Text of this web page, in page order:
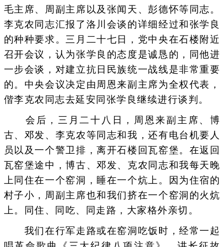
毛主席、周副主席以及张闻天、彭德怀等同志。
李克农同志汇报了洛川会谈的详细经过和张学良
的种种要求。三月二十七日，党中央在石楼附近
召开会议，认为张学良的态度是诚恳的，同他进
一步会谈，对建立抗日民族统一战线是非常重要
的。中央会议决定由周恩来副主席为全权代表，
偕李克农同志去延安同张学良继续进行谈判。
会后，三月二十八日，周恩来副主席、博
古、邓发、李克农等同志和我，还有电台机要人
员以及一个警卫排，离开石楼回瓦窑堡。在返回
瓦窑堡途中，博古、邓发、克农同志和我每天晚
上同住在一个窑洞，睡在一个炕上。因为住宿的
村子小，周副主席也和我们挤在一个窑洞的火炕
上。同住、同吃、同走路，大家格外亲切。
我们在行军走路或在窑洞吃饭时，经常一起